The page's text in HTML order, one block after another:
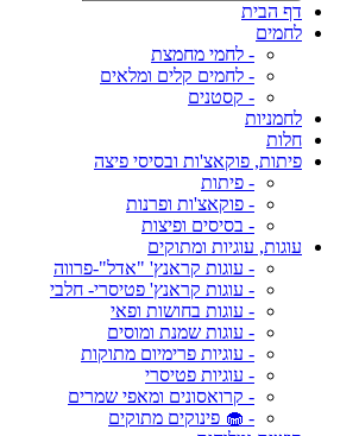
דף הבית
לחמים
- לחמי מחמצת
- לחמים קלים ומלאים
- קסטנים
לחמניות
חלות
פיתות, פוקאצ'ות ובסיסי פיצה
- פיתות
- פוקאצ'ות ופרנות
- בסיסים ופיצות
עוגות, עוגיות ומתוקים
- עוגות קראנץ' "אדל"-פרווה
- עוגות קראנץ' פטיסרי- חלבי
- עוגות בחושות ופאי
- עוגות שמנת ומוסים
- עוגיות פרימיום מתוקות
- עוגיות פטיסרי
- קרואסונים ומאפי שמרים
- 🧁 פינוקים מתוקים